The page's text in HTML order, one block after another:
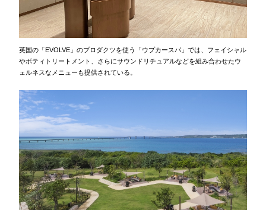
英国の「EVOLVE」のプロダクツを使う「ウプカースパ」では、フェイシャル
やボティトリートメント、さらにサウンドリチュアルなどを組み合わせたウ
ェルネスなメニューも提供されている。